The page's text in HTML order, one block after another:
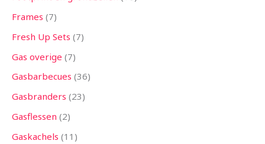
Frames 7
Fresh Up Sets 7
Gas overige 7
Gasbarbecues 36
Gasbranders 23
Gasflessen 2
Gaskachels 11